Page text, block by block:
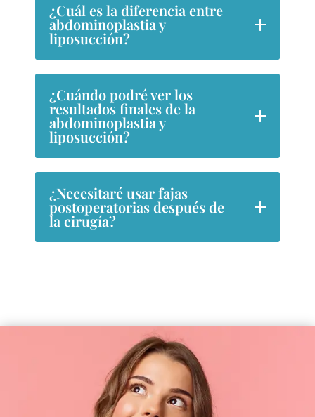
¿Cuál es la diferencia entre
abdominoplastia y
liposucción?
¿Cuándo podré ver los
resultados finales de la
abdominoplastia y
liposucción?
¿Necesitaré usar fajas
postoperatorias después de
la cirugía?